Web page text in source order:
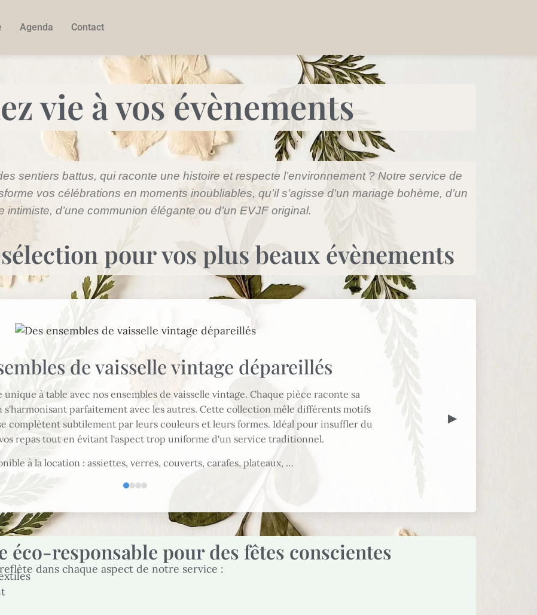
Agenda Contact
vie à vos évènements
sentiers battus, qui raconte une histoire et respecte l’environnement ? Notre service de
vos célébrations en moments inoubliables, qu’il s’agisse d’un mariage bohème, d’un
intimiste, d’une communion élégante ou d’un EVJF original.
pour vos plus beaux évènements
de vaisselle vintage dépareillés
à table avec nos ensembles de vaisselle vintage. Chaque pièce raconte sa
parfaitement avec les autres. Cette collection mêle différents motifs
complètent subtilement par leurs couleurs et leurs formes. Idéal pour insuffler du
repas tout en évitant l'aspect trop uniforme d'un service traditionnel.
à la location : assiettes, verres, couverts, carafes, plateaux, …
▶
éco-responsable pour des fêtes conscientes
dans chaque aspect de notre service :